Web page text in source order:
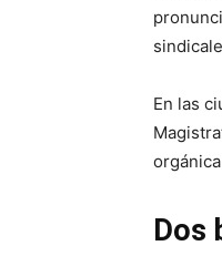
En las
Dos